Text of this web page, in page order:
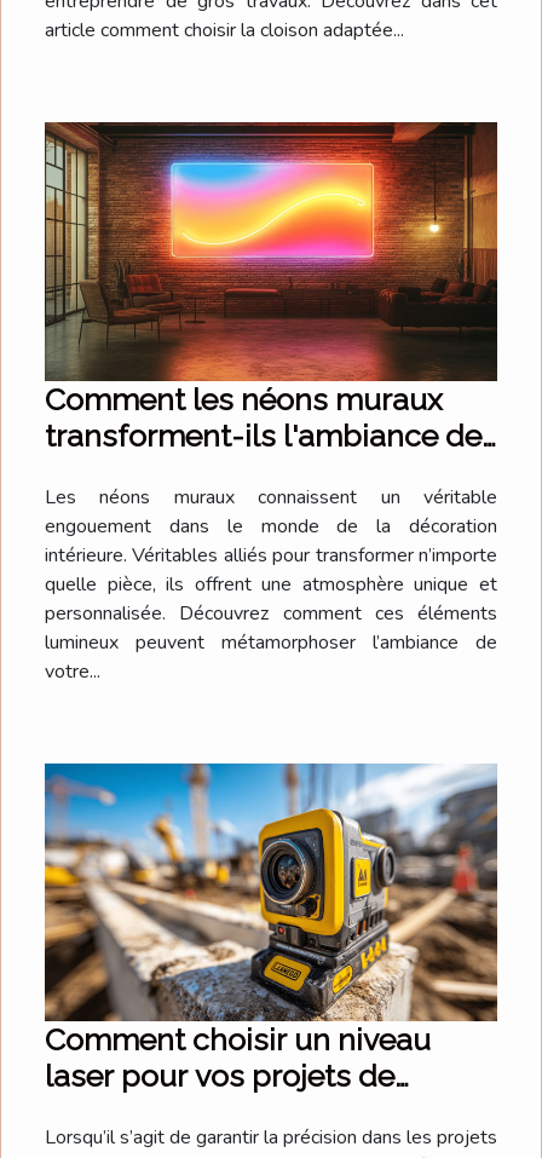
article comment choisir la cloison adaptée...
Comment les néons muraux
transforment-ils l'ambiance de
Les néons muraux connaissent un véritable
engouement dans le monde de la décoration
intérieure. Véritables alliés pour transformer n’importe
quelle pièce, ils offrent une atmosphère unique et
personnalisée. Découvrez comment ces éléments
lumineux peuvent métamorphoser l’ambiance de
votre...
Comment choisir un niveau
laser pour vos projets de
Lorsqu’il s’agit de garantir la précision dans les projets